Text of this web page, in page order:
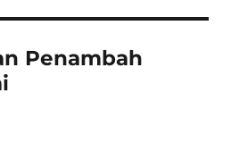
Penambah